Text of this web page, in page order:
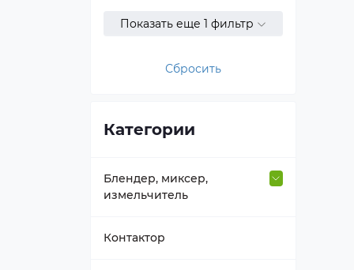
Показать еще 1 фильтр
Сбросить
Категории
Блендер, миксер,
измельчитель
Втулка вала
Контактор